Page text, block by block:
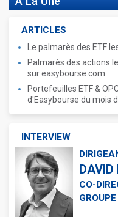
ARTICLES
Le palmarès des ETF
Palmarès des actions
sur easybourse.com
Portefeuilles ETF &
d'Easybourse du mois
INTERVIEW
DAVID
CO-
GROUPE